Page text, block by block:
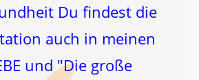
Du findest die
auch in meinen
und "Die große